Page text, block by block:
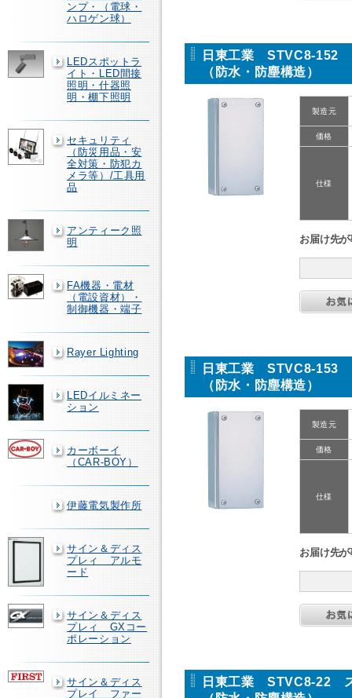
ンプ・（電球・
ハロゲン球）
LEDスポットラ
イト・LED間接
照明・什器照
明・棚下照明
セキュリティ
（防災用品・安
全対策・防犯カ
メラ等）/工具用
品
アンティーク照
明
FA機器・電材
（電設資材）・
制御機器・端子
Rayer Lighting
LEDイルミネー
ション
カーボーイ
（CAR-BOY）
伊藤電気製作所
サイン＆ディス
プレィ アルモ
ード
サイン＆ディス
プレィ GXコー
ポレーション
サイン＆ディス
プレイ ファー
日東工業 STVC8-152
（防水・防塵構造）
製造元
価格
仕様
お届け先
日東工業 STVC8-153
（防水・防塵構造）
製造元
価格
仕様
お届け先
日東工業 STVC8-22 ス